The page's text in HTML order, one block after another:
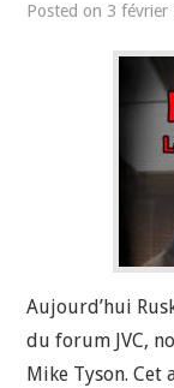
Posted on 3 février
Aujourd’hui
du forum JVC,
Mike Tyson.